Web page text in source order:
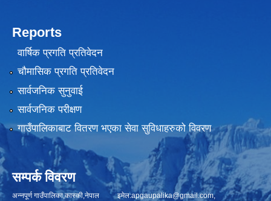
Reports
वार्षिक प्रगति प्रतिवेदन
चौमासिक प्रगति प्रतिवेदन
सार्वजनिक सुनुवाई
सार्वजनिक परीक्षण
गाउँपालिकाबाट वितरण भएका सेवा सुविधाहरुको विवरण
सम्पर्क विवरण
अन्नपूर्ण गाउँपालिका,कास्की,नेपाल इमेल:apgaupalika@gmail.com,